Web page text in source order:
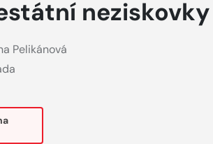
neziskovky
Pelikánová